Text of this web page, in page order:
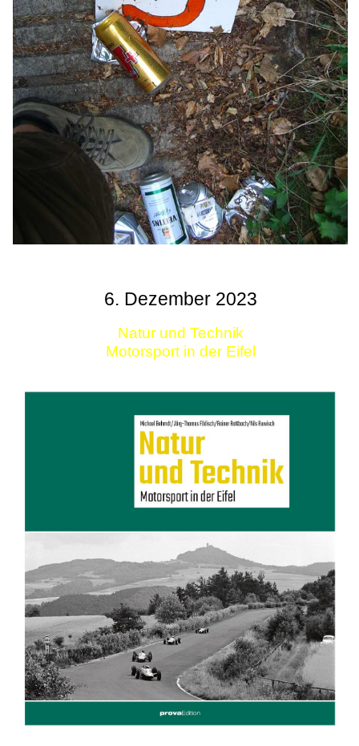
6. Dezember 2023
Natur und Technik
Motorsport in der Eifel